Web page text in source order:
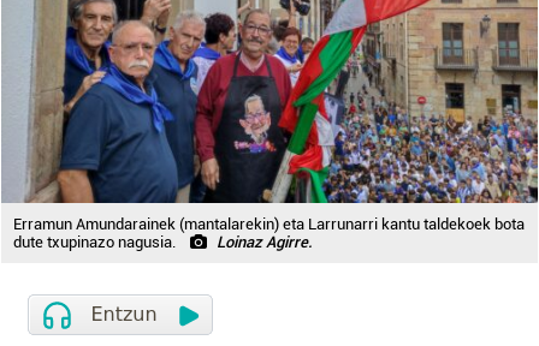
Erramun Amundarainek (mantalarekin) eta Larrunarri kantu taldekoek bota
dute txupinazo nagusia.
Loinaz Agirre.